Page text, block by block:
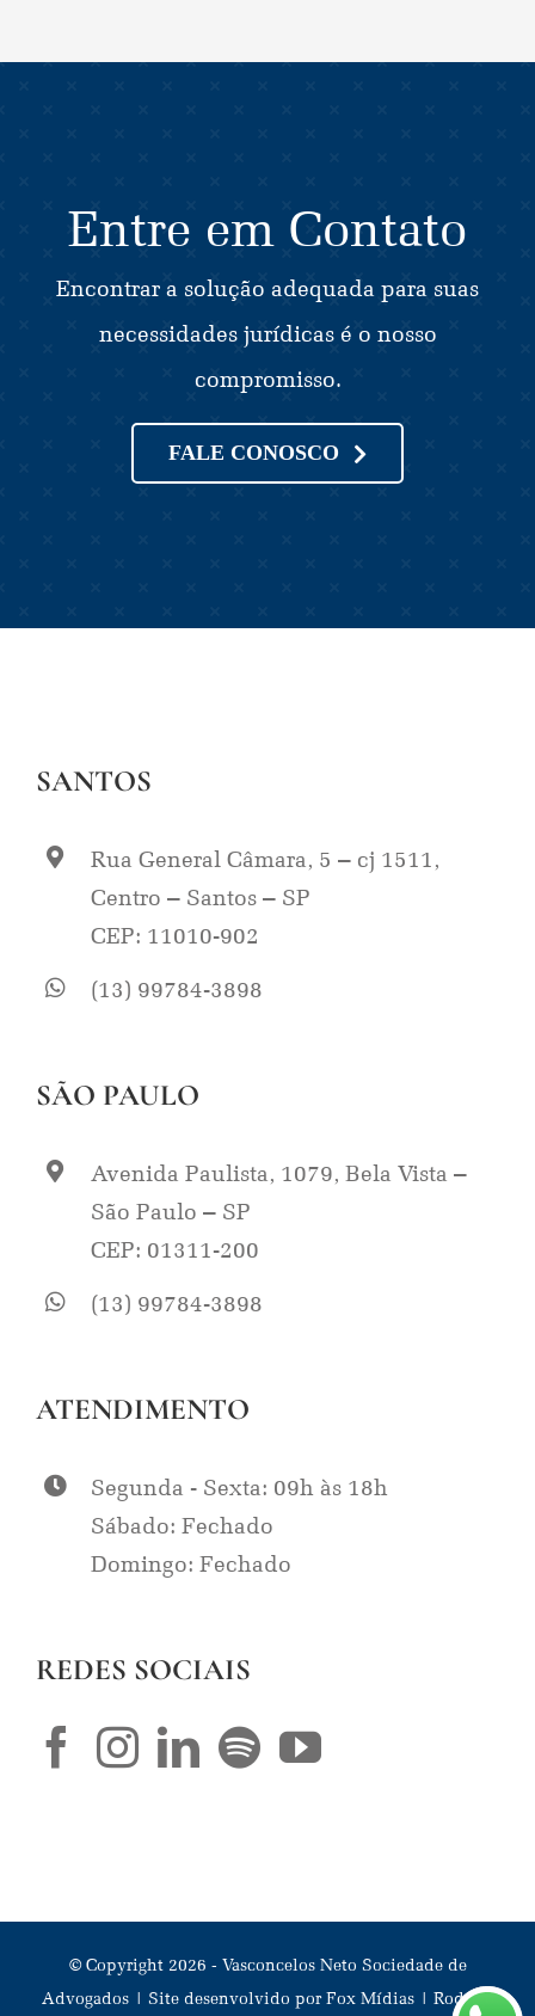
Entre em Contato
Encontrar a solução adequada para suas
necessidades jurídicas é o nosso
compromisso.
FALE CONOSCO
SANTOS
Rua General Câmara, 5 – cj 1511,
Centro – Santos – SP
CEP: 11010-902
(13) 99784-3898
SÃO PAULO
Avenida Paulista, 1079, Bela Vista –
São Paulo – SP
CEP: 01311-200
(13) 99784-3898
ATENDIMENTO
Segunda - Sexta: 09h às 18h
Sábado: Fechado
Domingo: Fechado
REDES SOCIAIS
© Copyright 2026 - Vasconcelos Neto Sociedade de
Advogados | Site desenvolvido por Fox Mídias| Rodrigo